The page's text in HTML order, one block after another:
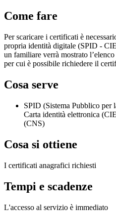
Come fare
Per scaricare i certificati è
propria identità digitale (SPID -
un familiare verrà mostrato
per cui è possibile richiedere il
Cosa serve
SPID (Sistema Pubblico per
Carta identità elettronica
(CNS)
Cosa si ottiene
I certificati anagrafici richiesti
Tempi e scadenze
L'accesso al servizio è immediato